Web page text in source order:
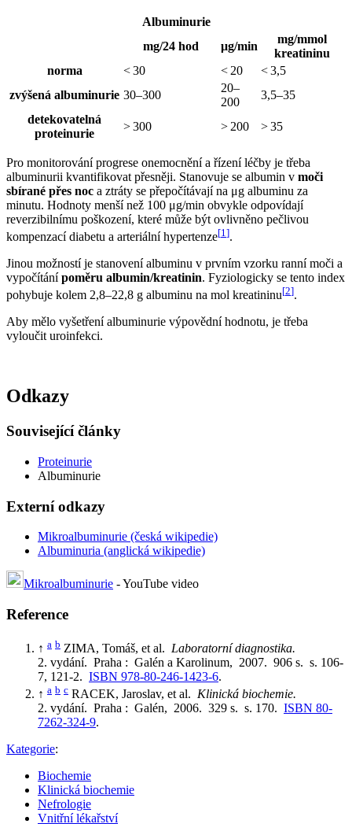
Albuminurie
mg/24 hod
μg/min
mg/mmol
kreatininu
norma
< 30 < 20
< 3,5
zvýšená albuminurie 30–300
20–
200
3,5–35
detekovatelná
proteinurie
> 300 > 200 > 35
Pro monitorování progrese onemocnění a řízení léčby je třeba
albuminurii kvantifikovat přesněji. Stanovuje se albumin v moči
sbírané přes noc a ztráty se přepočítávají na μg albuminu za
minutu. Hodnoty menší než 100 μg/min obvykle odpovídají
reverzibilnímu poškození, které může být ovlivněno pečlivou
kompenzací diabetu a arteriální hypertenze[1 ].
Jinou možností je stanovení albuminu v prvním vzorku ranní moči a
vypočítánípoměru albumin/kreatinin. Fyziologicky se tento index
pohybuje kolem 2,8–22,8 g albuminu na mol kreatininu[2].
Aby mělo vyšetření albuminurie výpovědní hodnotu, je třeba
vyloučit uroinfekci.
Odkazy
Související články
Proteinurie
Albuminurie
Externí odkazy
Mikroalbuminurie (česká wikipedie)
Albuminuria (anglická wikipedie)
Mikroalbuminurie - YouTube video
Reference
↑ a b ZIMA, Tomáš, et al. Laboratorní diagnostika.
2. vydání. Praha : Galén a Karolinum, 2007. 906 s. s. 106-
7, 121-2. ISBN 978-80-246-1423-6.
↑ a b c RACEK, Jaroslav, et al. Klinická biochemie.
2. vydání. Praha : Galén, 2006. 329 s. s. 170. ISBN 80-
7262-324-9.
Kategorie:
Biochemie
Klinická biochemie
Nefrologie
Vnitřní lékařství